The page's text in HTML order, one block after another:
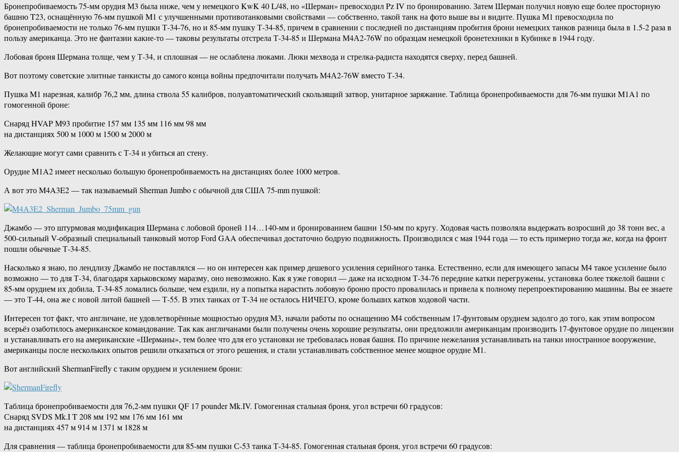
Бронепробиваемость 75-мм орудия М3 была ниже, чем у немецкого KwK 40 L/48, но «Шерман» превосходил Pz IV по бронированию. Затем Шерман получил новую еще более просторную
башню T23, оснащённую 76-мм пушкой M1 с улучшенными противотанковыми свойствами — собственно, такой танк на фото выше вы и видите. Пушка М1 превосходила по
бронепробиваемости не только 76-мм пушки Т-34-76, но и 85-мм пушку Т-34-85, причем в сравнении с последней по дистанциям пробития брони немецких танков разница была в 1.5-2 раза в
пользу американца. Это не фантазии какие-то — таковы результаты отстрела Т-34-85 и Шермана М4А2-76W по образцам немецкой бронетехники в Кубинке в 1944 году.
Лобовая броня Шермана толще, чем у Т-34, и сплошная — не ослаблена люками. Люки мехвода и стрелка-радиста находятся сверху, перед башней.
Вот поэтому советские элитные танкисты до самого конца войны предпочитали получать М4А2-76W вместо Т-34.
Пушка M1 нарезная, калибр 76,2 мм, длина ствола 55 калибров, полуавтоматический скользящий затвор, унитарное заряжание. Таблица бронепробиваемости для 76-мм пушки M1A1 по
гомогенной броне:
Снаряд HVAP M93 пробитие 157 мм 135 мм 116 мм 98 мм
на дистанциях 500 м 1000 м 1500 м 2000 м
Желающие могут сами сравнить с Т-34 и убиться ап стену.
Орудие M1A2 имеет несколько большую бронепробиваемость на дистанциях более 1000 метров.
А вот это M4A3E2 — так называемый Sherman Jumbo с обычной для США 75-mm пушкой:
Джамбо — это штурмовая модификация Шермана с лобовой броней 114…140-мм и бронированием башни 150-мм по кругу. Ходовая часть позволяла выдержать возросший до 38 тонн вес, а
500-сильный V-образный специальный танковый мотор Ford GAA обеспечивал достаточно бодрую подвижность. Производился с мая 1944 года — то есть примерно тогда же, когда на фронт
пошли обычные Т-34-85.
Насколько я знаю, по лендлизу Джамбо не поставлялся — но он интересен как пример дешевого усиления серийного танка. Естественно, если для имеющего запасы М4 такое усиление было
возможно — то для Т-34, благодаря харьковскому маразму, оно невозможно. Как я уже говорил — даже на исходном Т-34-76 передние катки перегружены, установка более тяжелой башни с
85-мм орудием их добила, Т-34-85 ломались больше, чем ездили, ну а попытка нарастить лобовую броню просто провалилась и привела к полному перепроектированию машины. Вы ее знаете
— это Т-44, она же с новой литой башней — Т-55. В этих танках от Т-34 не осталось НИЧЕГО, кроме больших катков ходовой части.
Интересен тот факт, что англичане, не удовлетворённые мощностью орудия M3, начали работы по оснащению M4 собственным 17-фунтовым орудием задолго до того, как этим вопросом
всерьёз озаботилось американское командование. Так как англичанами были получены очень хорошие результаты, они предложили американцам производить 17-фунтовое орудие по лицензии
и устанавливать его на американские «Шерманы», тем более что для его установки не требовалась новая башня. По причине нежелания устанавливать на танки иностранное вооружение,
американцы после нескольких опытов решили отказаться от этого решения, и стали устанавливать собственное менее мощное орудие M1.
Вот английский ShermanFirefly с таким орудием и усилением брони:
Таблица бронепробиваемости для 76,2-мм пушки QF 17 pounder Mk.IV. Гомогенная стальная броня, угол встречи 60 градусов:
Снаряд SVDS Mk.I T 208 мм 192 мм 176 мм 161 мм
на дистанциях 457 м 914 м 1371 м 1828 м
Для сравнения — таблица бронепробиваемости для 85-мм пушки С-53 танка Т-34-85. Гомогенная стальная броня, угол встречи 60 градусов: